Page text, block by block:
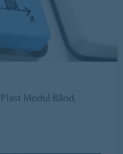
Modul Bånd,